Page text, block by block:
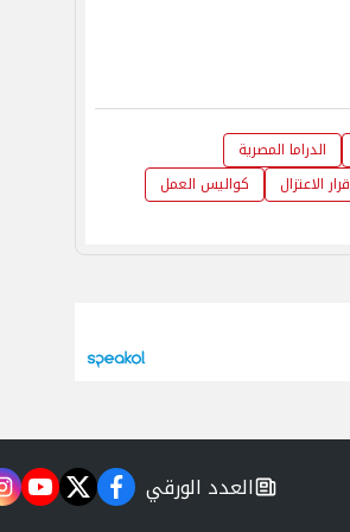
الدراما المصرية
قرار الاعتزال كواليس العمل
newspaper
العدد الورقي facebook
twitter